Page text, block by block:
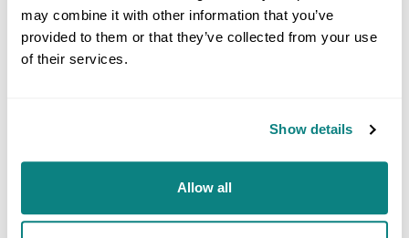
may combine it with other information that you’ve
provided to them or that they’ve collected from your use
of their services.
Show details
Allow all
KOSMETIKINDUSTRIE